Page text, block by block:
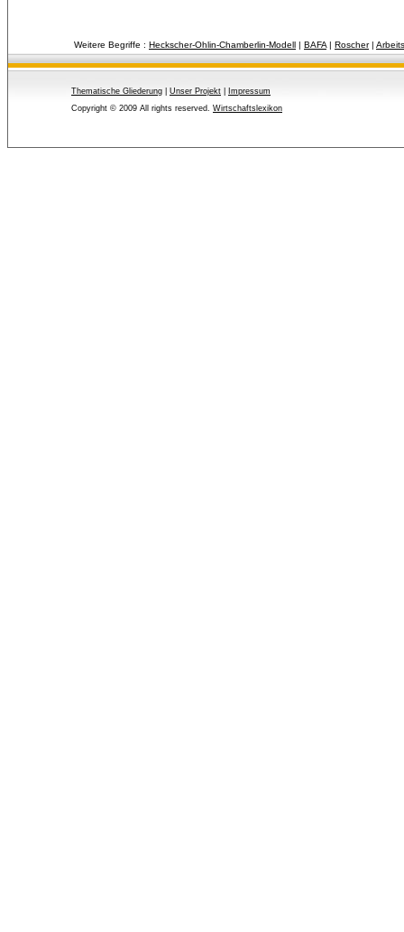
Weitere Begriffe : Heckscher-Ohlin-Chamberlin-Modell | BAFA | Roscher|
Thematische Gliederung Unser Projekt
Impressum
Copyright © 2009 All rights reserved. Wirtschaftslexikon